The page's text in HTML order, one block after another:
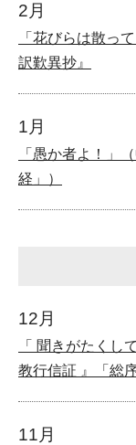
2月
「花びらは散っ
訳歎異抄』
1月
「愚か者よ！」
経」）
12月
「 聞きがたくし
教行信証 』「総序
11月